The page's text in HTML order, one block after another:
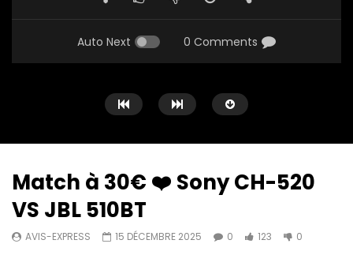
Auto Next 0 Comments
Match à 30€ ❤️ Sony CH-520
VS JBL 510BT
AVIS-EXPRESS 15 DÉCEMBRE 2025 0 123 0